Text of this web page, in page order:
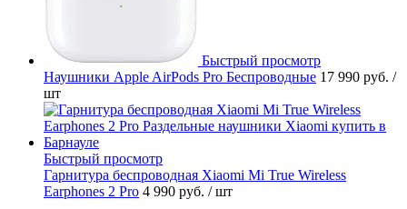
Быстрый просмотр
Наушники Apple AirPods Pro Беспроводные 17 990 руб. /
шт
Быстрый просмотр
Гарнитура беспроводная Xiaomi Mi True Wireless
Earphones 2 Pro 4 990 руб. / шт